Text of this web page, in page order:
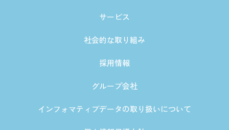
サービス
社会的な取り組み
採用情報
グループ会社
インフォマティブデータの取り扱いについて